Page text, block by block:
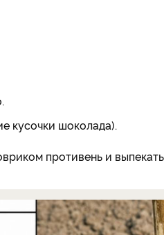
кусочки шоколада).
противень и выпекать